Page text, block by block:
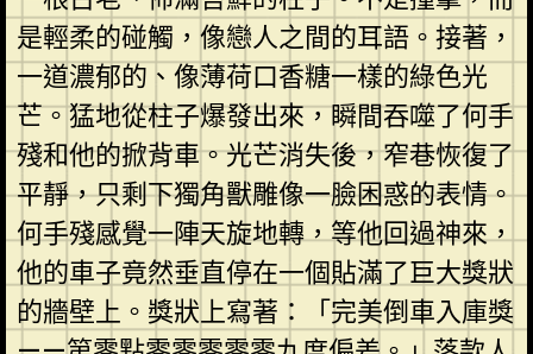
是輕柔的碰觸，像戀人之間的耳語。接著，
一道濃郁的、像薄荷口香糖一樣的綠色光
芒。猛地從柱子爆發出來，瞬間吞噬了何手
殘和他的掀背車。光芒消失後，窄巷恢復了
平靜，只剩下獨角獸雕像一臉困惑的表情。
何手殘感覺一陣天旋地轉，等他回過神來，
他的車子竟然垂直停在一個貼滿了巨大獎狀
的牆壁上。獎狀上寫著：「完美倒車入庫獎